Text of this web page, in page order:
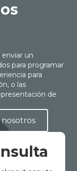
un
para programar
para
o las
de